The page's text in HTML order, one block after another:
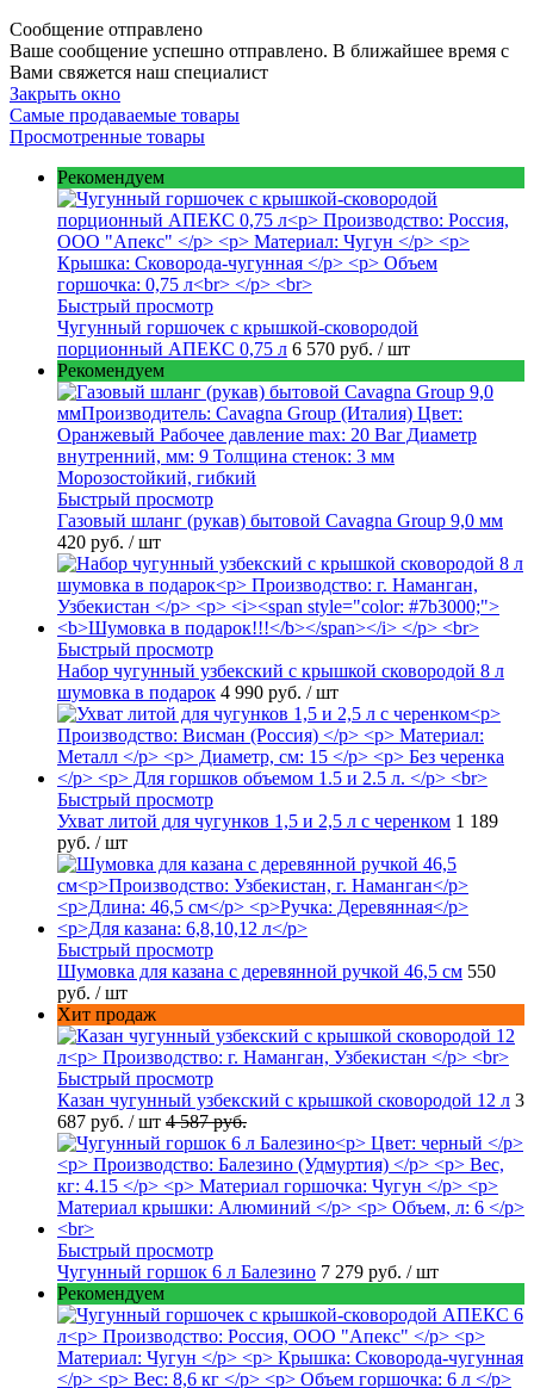
Сообщение отправлено
Ваше сообщение успешно отправлено. В ближайшее время с
Вами свяжется наш специалист
Закрыть окно
Самые продаваемые товары
Просмотренные товары
Рекомендуем
Быстрый просмотр
Чугунный горшочек с крышкой-сковородой
порционный АПЕКС 0,75 л 6 570 руб. / шт
Рекомендуем
Быстрый просмотр
Газовый шланг (рукав) бытовой Cavagna Group 9,0 мм
420 руб. / шт
Быстрый просмотр
Набор чугунный узбекский с крышкой сковородой 8 л
шумовка в подарок 4 990 руб. / шт
Быстрый просмотр
Ухват литой для чугунков 1,5 и 2,5 л с черенком 1 189
руб. / шт
Быстрый просмотр
Шумовка для казана с деревянной ручкой 46,5 см 550
руб. / шт
Хит продаж
Быстрый просмотр
Казан чугунный узбекский с крышкой сковородой 12 л 3
687 руб. / шт 4 587 руб.
Быстрый просмотр
Чугунный горшок 6 л Балезино 7 279 руб. / шт
Рекомендуем